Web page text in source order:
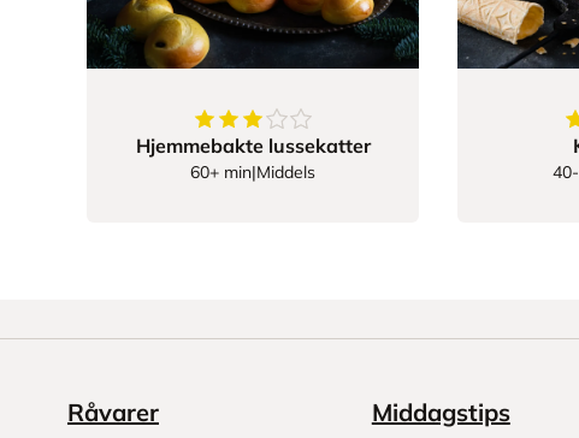
3.7966101694915255
Hjemmebakte lussekatter
60+ min|Middels
Råvarer Middagstips